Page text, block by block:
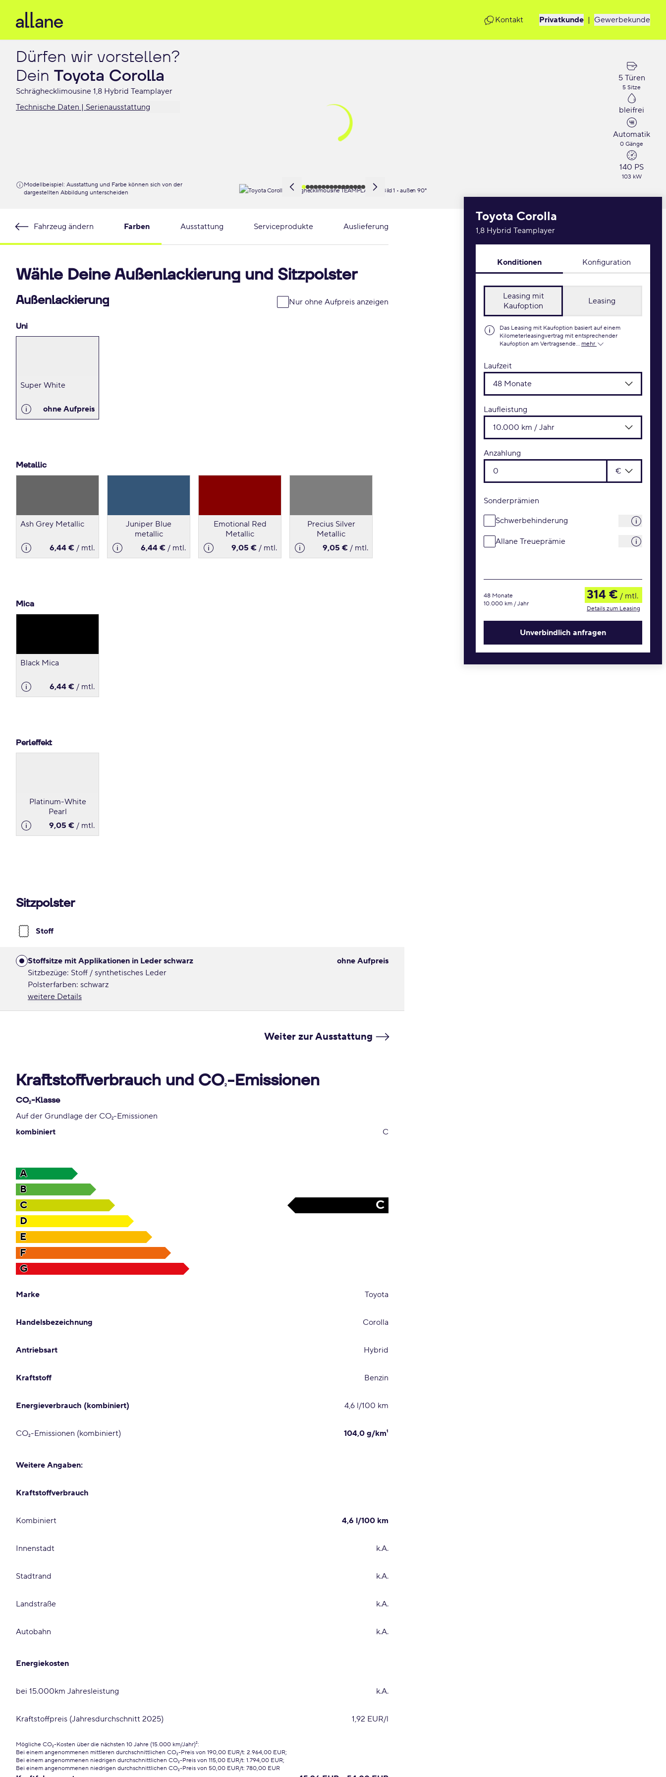
Kontakt Privatkunde | Gewerbekunde
Dürfen wir vorstellen?
Dein Toyota Corolla
Schräghecklimousine 1,8 Hybrid Teamplayer
Technische Daten | Serienausstattung
Modellbeispiel: Ausstattung und Farbe können sich von der
dargestellten Abbildung unterscheiden
5 Türen
5 Sitze
bleifrei
Automatik
0 Gänge
140 PS
103 kW
Fahrzeug ändern Farben Ausstattung Serviceprodukte Auslieferung
Wähle Deine Außenlackierung und Sitzpolster
Außenlackierung Nur ohne Aufpreis anzeigen
Uni
Super White
ohne Aufpreis
Metallic
Ash Grey Metallic
6,44 € / mtl.
Juniper Blue
metallic
6,44 € / mtl.
Emotional Red
Metallic
9,05 € / mtl.
Precius Silver
Metallic
9,05 € / mtl.
Mica
Black Mica
6,44 € / mtl.
Perleffekt
Platinum-White
Pearl
9,05 € / mtl.
Sitzpolster
Stoff
Stoffsitze mit Applikationen in Leder schwarz
Sitzbezüge: Stoff / synthetisches Leder
Polsterfarben: schwarz
weitere Details
ohne Aufpreis
Weiter zur Ausstattung
Kraftstoffverbrauch und CO2-Emissionen
CO2-Klasse
Auf der Grundlage der CO2-Emissionen
kombiniert
C
A
B
C
C
D
E
F
G
Marke Toyota
Handelsbezeichnung Corolla
Antriebsart Hybrid
Kraftstoff Benzin
Energieverbrauch (kombiniert) 4,6 l/100 km
CO₂-Emissionen (kombiniert) 104,0 g/km¹
Weitere Angaben:
Kraftstoffverbrauch
Kombiniert 4,6 l/100 km
Innenstadt k.A.
Stadtrand k.A.
Landstraße k.A.
Autobahn k.A.
Energiekosten
bei 15.000km Jahresleistung k.A.
Kraftstoffpreis (Jahresdurchschnitt 2025) 1,92 EUR/l
Mögliche CO₂-Kosten über die nächsten 10 Jahre (15.000 km/Jahr)²:
Bei einem angenommenen mittleren durchschnittlichen CO₂-Preis von 190,00 EUR/t: 2.964,00 EUR;
Bei einem angenommenen niedrigen durchschnittlichen CO₂-Preis von 115,00 EUR/t: 1.794,00 EUR;
Bei einem angenommenen niedrigen durchschnittlichen CO₂-Preis von 50,00 EUR/t: 780,00 EUR
Toyota Corolla
1,8 Hybrid Teamplayer
Konditionen Konfiguration
Leasing mit
Kaufoption
Leasing
Das Leasing mit Kaufoption basiert auf einem
Kilometerleasingvertrag mit entsprechender
Kaufoption am Vertragsende... mehr
Laufzeit
48 Monate
Laufleistung
10.000 km / Jahr
Anzahlung
€
Sonderprämien
Schwerbehinderung
Allane Treueprämie
48 Monate
10.000 km / Jahr
314 € / mtl.
Details zum Leasing
Unverbindlich anfragen